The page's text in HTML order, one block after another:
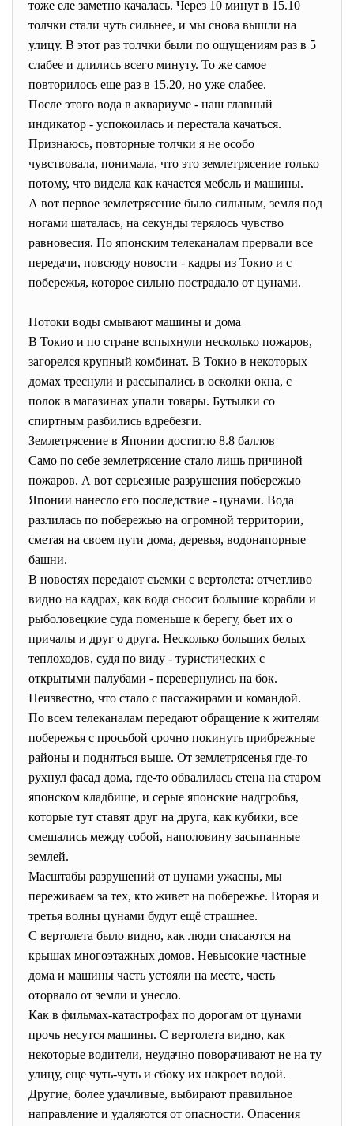
тоже еле заметно качалась. Через 10 минут в 15.10
толчки стали чуть сильнее, и мы снова вышли на
улицу. В этот раз толчки были по ощущениям раз в 5
слабее и длились всего минуту. То же самое
повторилось еще раз в 15.20, но уже слабее.
После этого вода в аквариуме - наш главный
индикатор - успокоилась и перестала качаться.
Признаюсь, повторные толчки я не особо
чувствовала, понимала, что это землетрясение только
потому, что видела как качается мебель и машины.
А вот первое землетрясение было сильным, земля под
ногами шаталась, на секунды терялось чувство
равновесия. По японским телеканалам прервали все
передачи, повсюду новости - кадры из Токио и с
побережья, которое сильно пострадало от цунами.
Потоки воды смывают машины и дома
В Токио и по стране вспыхнули несколько пожаров,
загорелся крупный комбинат. В Токио в некоторых
домах треснули и рассыпались в осколки окна, с
полок в магазинах упали товары. Бутылки со
спиртным разбились вдребезги.
Землетрясение в Японии достигло 8.8 баллов
Само по себе землетрясение стало лишь причиной
пожаров. А вот серьезные разрушения побережью
Японии нанесло его последствие - цунами. Вода
разлилась по побережью на огромной территории,
сметая на своем пути дома, деревья, водонапорные
башни.
В новостях передают съемки с вертолета: отчетливо
видно на кадрах, как вода сносит большие корабли и
рыболовецкие суда поменьше к берегу, бьет их о
причалы и друг о друга. Несколько больших белых
теплоходов, судя по виду - туристических с
открытыми палубами - перевернулись на бок.
Неизвестно, что стало с пассажирами и командой.
По всем телеканалам передают обращение к жителям
побережья с просьбой срочно покинуть прибрежные
районы и подняться выше. От землетрясенья где-то
рухнул фасад дома, где-то обвалилась стена на старом
японском кладбище, и серые японские надгробья,
которые тут ставят друг на друга, как кубики, все
смешались между собой, наполовину засыпанные
землей.
Масштабы разрушений от цунами ужасны, мы
переживаем за тех, кто живет на побережье. Вторая и
третья волны цунами будут ещё страшнее.
С вертолета было видно, как люди спасаются на
крышах многоэтажных домов. Невысокие частные
дома и машины часть устояли на месте, часть
оторвало от земли и унесло.
Как в фильмах-катастрофах по дорогам от цунами
прочь несутся машины. С вертолета видно, как
некоторые водители, неудачно поворачивают не на ту
улицу, еще чуть-чуть и сбоку их накроет водой.
Другие, более удачливые, выбирают правильное
направление и удаляются от опасности. Опасения